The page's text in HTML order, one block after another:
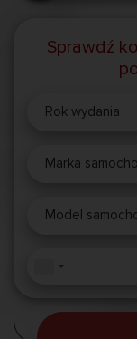
Sprawdź
Rok wydania
Marka
Model